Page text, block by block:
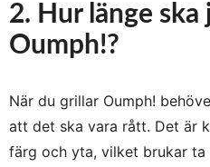
2. Hur länge ska
Oumph!?
När du grillar Oumph!
att det ska vara rått. Det är
färg och yta, vilket brukar ta